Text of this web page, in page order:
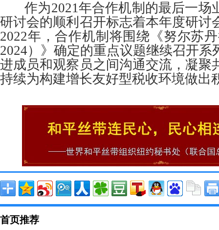
作为2021年合作机制的最后一场
研讨会的顺利召开标志着本年度研讨
2022年，合作机制将围绕《努尔苏
2024）》确定的重点议题继续召开系
进成员和观察员之间沟通交流，凝聚
持续为构建增长友好型税收环境做出
首页推荐